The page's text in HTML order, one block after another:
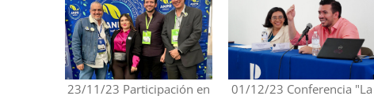
23/11/23 Participación en
01/12/23 Conferencia "La